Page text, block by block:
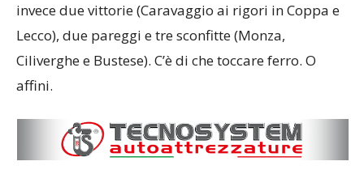
invece due vittorie (Caravaggio ai rigori in Coppa e
Lecco), due pareggi e tre sconfitte (Monza,
Ciliverghe e Bustese). C’è di che toccare ferro. O
affini.